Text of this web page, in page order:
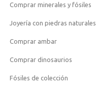
Comprar minerales y fósiles
Joyería con piedras naturales
Comprar ambar
Comprar dinosaurios
Fósiles de colección